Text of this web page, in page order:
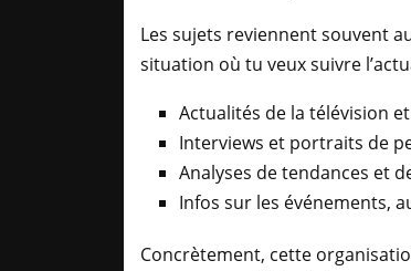
Les sujets reviennent souvent
situation où tu veux suivre
Actualités de la télévision
Interviews et portraits de
Analyses de tendances et
Infos sur les événements,
Concrètement, cette